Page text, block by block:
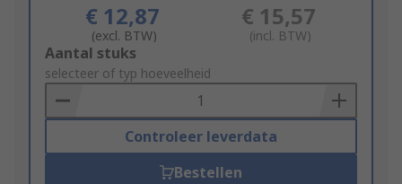
€ 12,87
(excl. BTW)
€ 15,57
(incl. BTW)
Add
to
Basket
Aantal stuks
selecteer of typ hoeveelheid
Controleer leverdata
Bestellen